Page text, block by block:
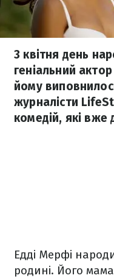
3 квітня день
геніальний
йому
журналісти
комедій, які вже
Едді Мерфі
родині. Його